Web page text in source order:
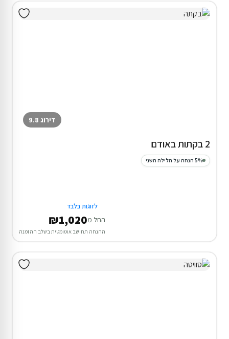
דירוג 9.8
2 בקתות באודם
5% הנחה על הלילה השני
לזוגות בלבד
החל מ₪1,020
ההנחה תחושב אוטומטית בשלב ההזמנה